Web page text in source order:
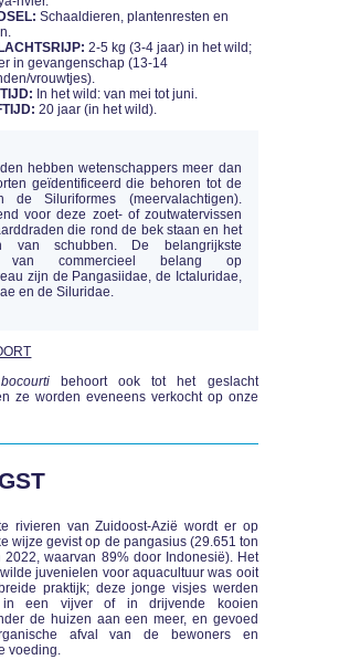
Schaaldieren, plantenresten en
2-5 kg (3-4 jaar) in het wild;
in gevangenschap (13-14
vrouwtjes).
In het wild: van mei tot juni.
20 jaar (in het wild).
hebben wetenschappers meer dan
geïdentificeerd die behoren tot de
de Siluriformes (meervalachtigen).
voor deze zoet- of zoutwatervissen
die rond de bek staan en het
van schubben. De belangrijkste
van commercieel belang op
zijn de Pangasiidae, de Ictaluridae,
en de Siluridae.
behoort ook tot het geslacht
ze worden eveneens verkocht op onze
rivieren van Zuidoost-Azië wordt er op
wijze gevist op de pangasius (29.651 ton
2022, waarvan 89% door Indonesië). Het
juvenielen voor aquacultuur was ooit
praktijk; deze jonge visjes werden
in een vijver of in drijvende kooien
de huizen aan een meer, en gevoed
afval van de bewoners en
voeding.